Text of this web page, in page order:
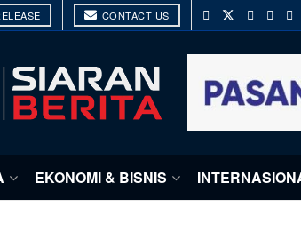
CONTACT US
EKONOMI & BISNIS